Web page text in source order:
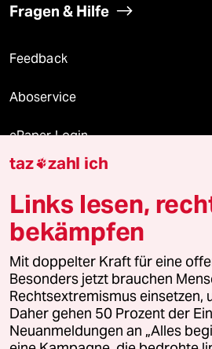
Fragen & Hilfe
Feedback
Aboservice
ePaper Login
Downloads für Abonnierende
© 2026 taz Verlags und Vertriebs
Alle Rechte vorbehalten. Bei rechtlichen
wenden Sie sich bitte an
lizenzen@taz.de
Feedback Redaktionsstatut
taz zahl ich
Links lesen,
bekämpfen
Mit doppelter Kraft für eine
Besonders jetzt brauchen
Rechtsextremismus einsetzen,
Daher gehen 50 Prozent der
Neuanmeldungen an „Alles